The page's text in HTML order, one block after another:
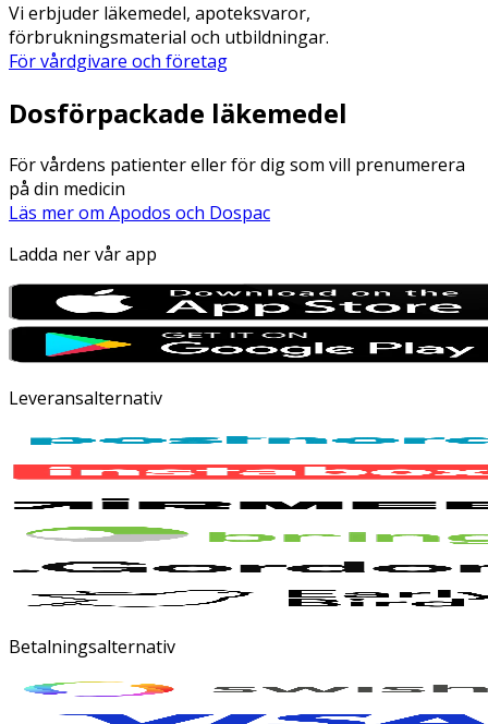
Vi erbjuder läkemedel, apoteksvaror,
förbrukningsmaterial och utbildningar.
För vårdgivare och företag
Dosförpackade läkemedel
För vårdens patienter eller för dig som vill prenumerera
på din medicin
Läs mer om Apodos och Dospac
Ladda ner vår app
Leveransalternativ
Betalningsalternativ